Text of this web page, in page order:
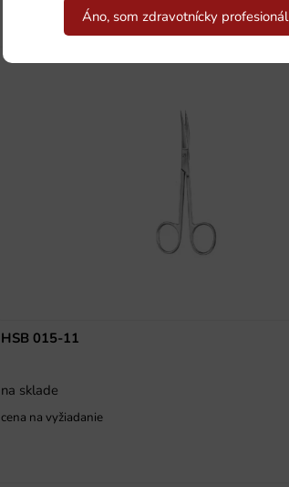
Áno, som zdravotnícky profesionál
HSB 015-11
na sklade
cena na vyžiadanie